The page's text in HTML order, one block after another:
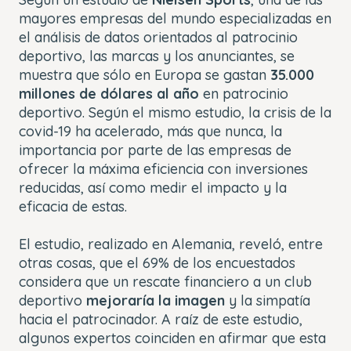
mayores empresas del mundo especializadas en
el análisis de datos orientados al patrocinio
deportivo, las marcas y los anunciantes, se
muestra que sólo en Europa se gastan 35.000
millones de dólares al año en patrocinio
deportivo. Según el mismo estudio, la crisis de la
covid-19 ha acelerado, más que nunca, la
importancia por parte de las empresas de
ofrecer la máxima eficiencia con inversiones
reducidas, así como medir el impacto y la
eficacia de estas.
El estudio, realizado en Alemania, reveló, entre
otras cosas, que el 69% de los encuestados
considera que un rescate financiero a un club
deportivo mejoraría la imagen y la simpatía
hacia el patrocinador. A raíz de este estudio,
algunos expertos coinciden en afirmar que esta